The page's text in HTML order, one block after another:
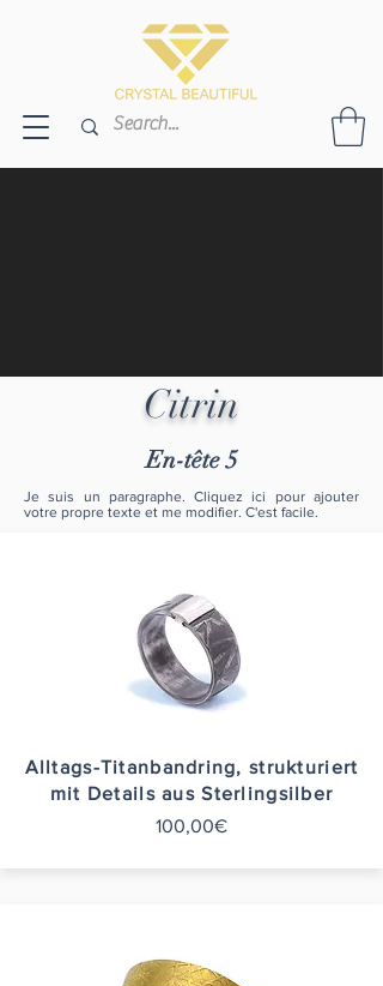
Citrin
En-tête 5
Je suis un paragraphe. Cliquez ici pour ajouter
votre propre texte et me modifier. C'est facile.
Alltags-Titanbandring, strukturiert
mit Details aus Sterlingsilber
100,00€